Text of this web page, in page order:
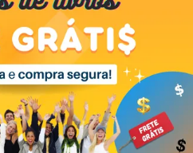
o Desconto Garantido de livros Sebo Fênix!
OFERTA HISTORIAS EM QUADRINHOS